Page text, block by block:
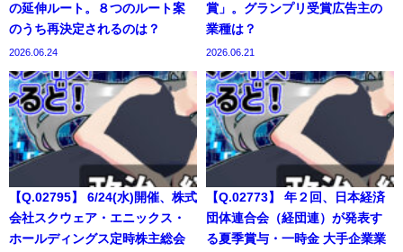
の延伸ルート。８つのルート案
のうち再決定されるのは？
2026.06.24
賞」。グランプリ受賞広告主の
業種は？
2026.06.21
【Q.02795】 6/24(水)開催、株式
会社スクウェア・エニックス・
ホールディングス定時株主総会
【Q.02773】 年２回、日本経済
団体連合会（経団連）が発表す
る夏季賞与・一時金 大手企業業